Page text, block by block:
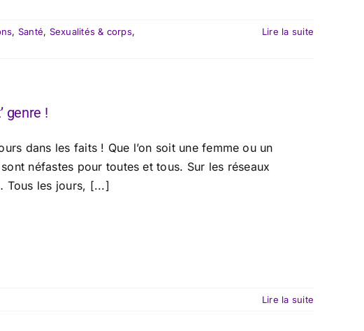
, Santé, Sexualités & corps,
Lire la suite
genre !
dans les faits ! Que l’on soit une femme ou un
néfastes pour toutes et tous. Sur les réseaux
Tous les jours, [...]
Lire la suite